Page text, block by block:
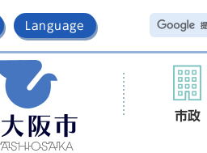
Language
市政